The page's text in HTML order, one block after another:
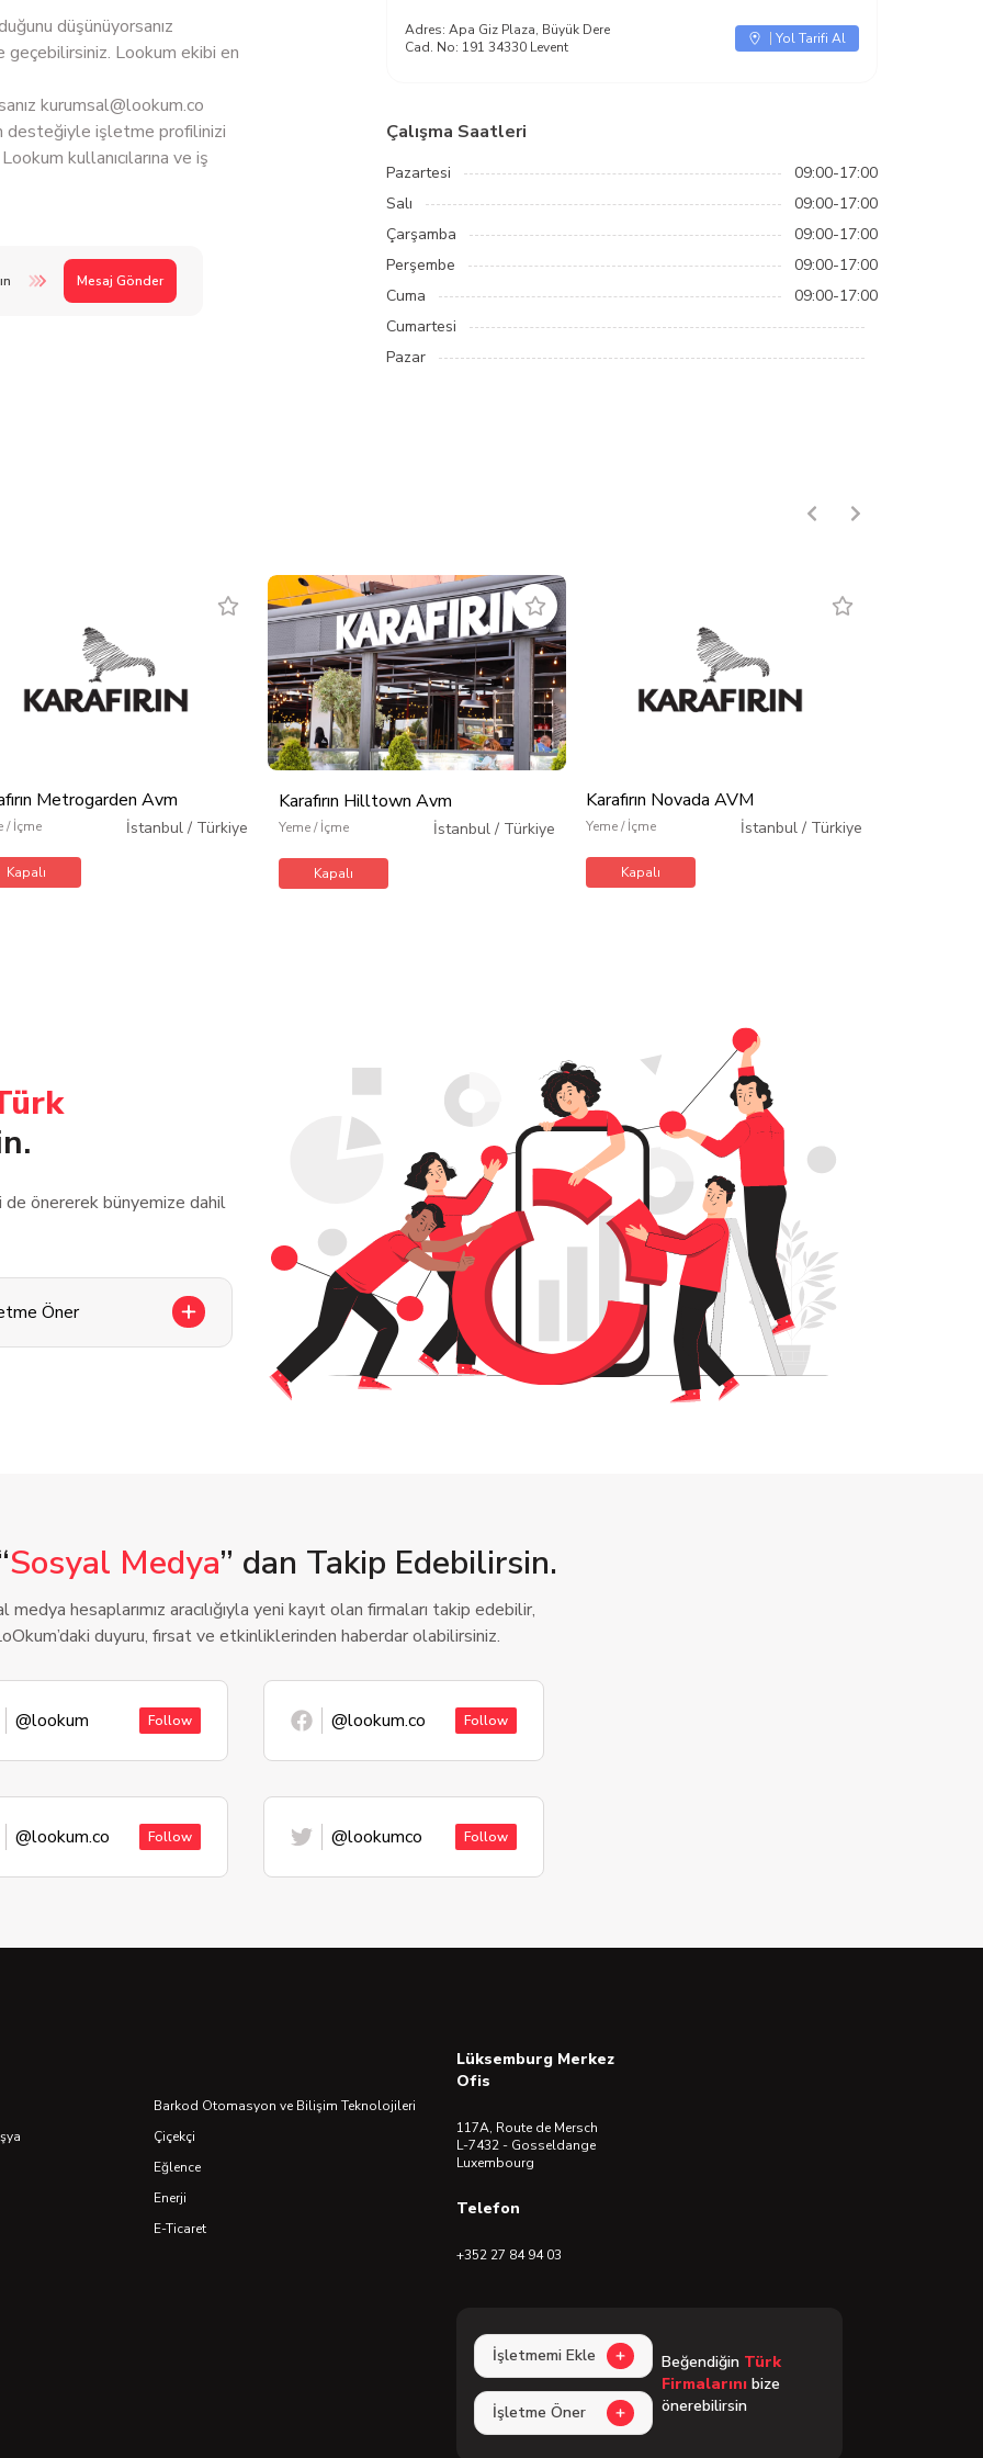
düşünüyorsanız
Lookum ekibi en
kurumsal@lookum.co
desteğiyle işletme profilinizi
kullanıcılarına ve iş
Mesaj Gönder
Adres: Apa Giz Plaza, Büyük Dere
Cad. No: 191 34330 Levent
Yol Tarifi Al
Çalışma Saatleri
Pazartesi
09:00-17:00
Salı
09:00-17:00
Çarşamba
09:00-17:00
Perşembe
09:00-17:00
Cuma
09:00-17:00
Cumartesi
Pazar
Metrogarden Avm
/ İçme İstanbul / Türkiye
Kapalı
Karafırın Hilltown Avm
Yeme / İçme İstanbul / Türkiye
Kapalı
Karafırın Novada AVM
Yeme / İçme İstanbul / Türkiye
Kapalı
önererek bünyemize dahil
Öner
Sosyal Medya” dan Takip Edebilirsin.
medya hesaplarımız aracılığıyla yeni kayıt olan firmaları takip edebilir,
duyuru, fırsat ve etkinliklerinden haberdar olabilirsiniz.
@lookum Follow @lookum.co Follow
@lookum.co Follow @lookumco Follow
Barkod Otomasyon ve Bilişim Teknolojileri
Çiçekçi
Eğlence
Enerji
E-Ticaret
Lüksemburg Merkez
Ofis
117A, Route de Mersch
L-7432 - Gosseldange
Luxembourg
Telefon
+352 27 84 94 03
İşletmemi Ekle
İşletme Öner
Beğendiğin Türk
Firmalarını bize
önerebilirsin